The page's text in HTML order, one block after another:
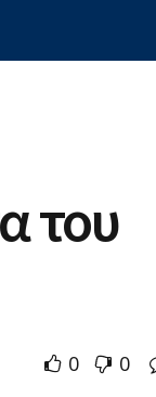
του
0 0